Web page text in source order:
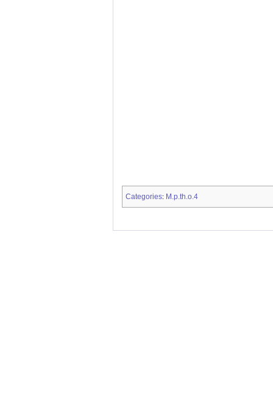
Categories: M.p.th.o.4